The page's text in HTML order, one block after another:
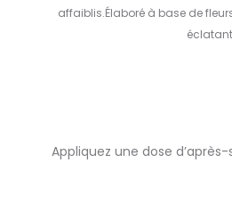
affaiblis.Élaboré à base de
Appliquez une dose